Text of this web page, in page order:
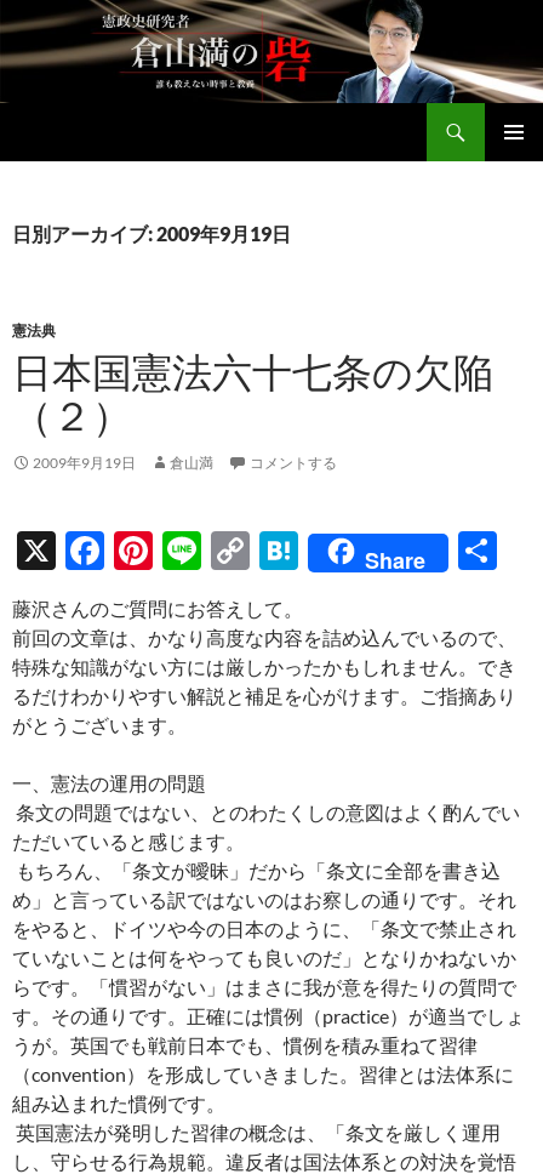
テ
ン
へ
ッ
日別アーカイブ: 2009年9月19日
憲法典
日本国憲法六十七条の欠陥
（２）
2009年9月19日 倉山満 コメントする
X
F
ac
e
b
o
o
k
Pi
nt
er
es
t
Li
n
e
C
o
p
y
Li
H
e
n
a
Share
藤沢さんのご質問にお答えして。
前回の文章は、かなり高度な内容を詰め込んでいるので、
特殊な知識がない方には厳しかったかもしれません。でき
るだけわかりやすい解説と補足を心がけます。ご指摘あり
がとうございます。
一、憲法の運用の問題
条文の問題ではない、とのわたくしの意図はよく酌んでい
ただいていると感じます。
もちろん、「条文が曖昧」だから「条文に全部を書き込
め」と言っている訳ではないのはお察しの通りです。それ
をやると、ドイツや今の日本のように、「条文で禁止され
ていないことは何をやっても良いのだ」となりかねないか
らです。「慣習がない」はまさに我が意を得たりの質問で
す。その通りです。正確には慣例（practice）が適当でしょ
うが。英国でも戦前日本でも、慣例を積み重ねて習律
（convention）を形成していきました。習律とは法体系に
組み込まれた慣例です。
英国憲法が発明した習律の概念は、「条文を厳しく運用
し、守らせる行為規範。違反者は国法体系との対決を覚悟